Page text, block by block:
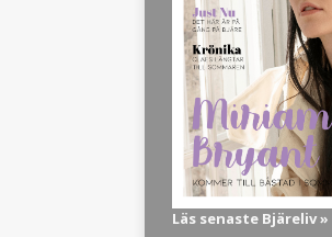
Läs senaste Bjäreliv »